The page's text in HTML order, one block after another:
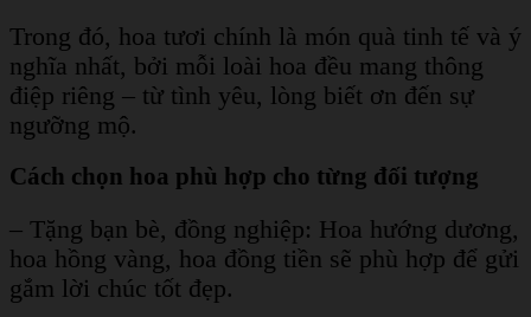
Trong đó, hoa tươi chính là món quà tinh tế và ý
nghĩa nhất, bởi mỗi loài hoa đều mang thông
điệp riêng – từ tình yêu, lòng biết ơn đến sự
ngưỡng mộ.
Cách chọn hoa phù hợp cho từng đối tượng
– Tặng bạn bè, đồng nghiệp: Hoa hướng dương,
hoa hồng vàng, hoa đồng tiền sẽ phù hợp để gửi
gắm lời chúc tốt đẹp.